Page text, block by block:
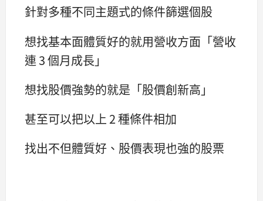
針對多種不同主題式的條件篩選個股
想找基本面體質好的就用營收方面「營收
連 3 個月成長」
想找股價強勢的就是「股價創新高」
甚至可以把以上 2 種條件相加
找出不但體質好、股價表現也強的股票